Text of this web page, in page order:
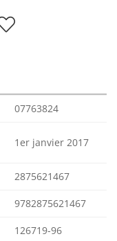
07763824
1er janvier 2017
2875621467
9782875621467
126719-96